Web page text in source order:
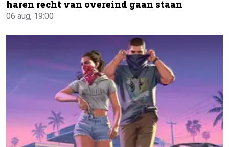
haren recht van overeind gaan staan
06 aug, 19:00